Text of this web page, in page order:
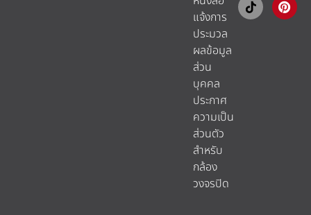
แจ้งการ
ประมวล
ผลข้อมูล
ส่วน
บุคคล
ประกาศ
ความเป็น
ส่วนตัว
สำหรับ
กล้อง
วงจรปิด